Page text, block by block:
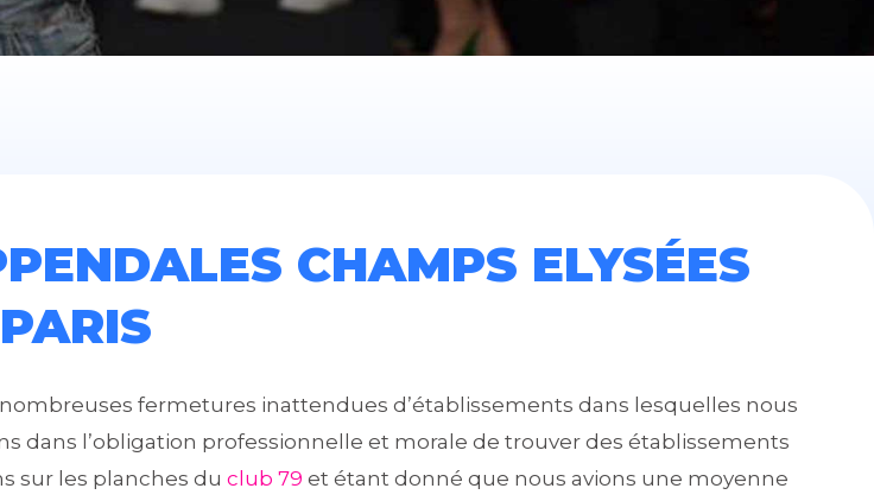
CHAMPS ELYSÉES
PARIS
fermetures inattendues d’établissements dans lesquelles nous
dans l’obligation professionnelle et morale de trouver des établissements
sur les planches du club 79 et étant donné que nous avions une moyenne